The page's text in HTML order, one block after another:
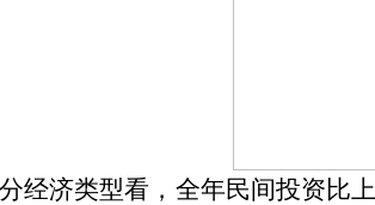
分经济类型看，全年民间投资比